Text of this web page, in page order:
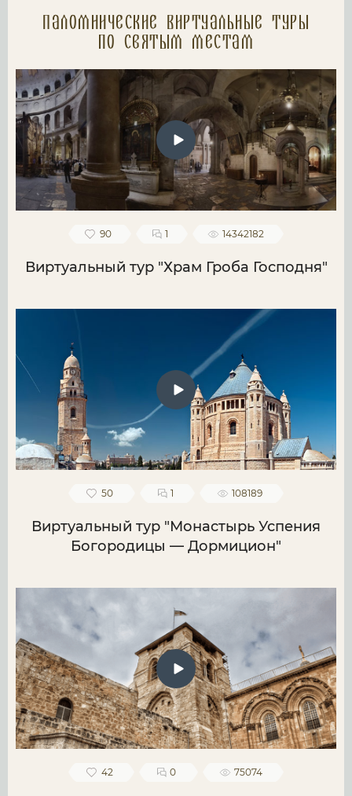
Паломнические Виртуальные туры
по святым местам
90 1 14342182
Виртуальный тур "Храм Гроба Господня"
50 1 108189
Виртуальный тур "Монастырь Успения
Богородицы — Дормицион"
42 0 75074